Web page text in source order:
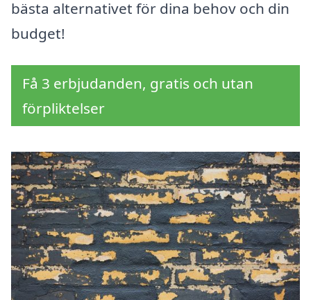
bästa alternativet för dina behov och din
budget!
Få 3 erbjudanden, gratis och utan
förpliktelser